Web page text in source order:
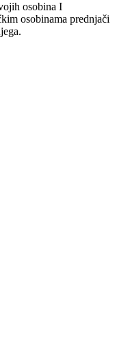
osobina I
osobinama prednjači